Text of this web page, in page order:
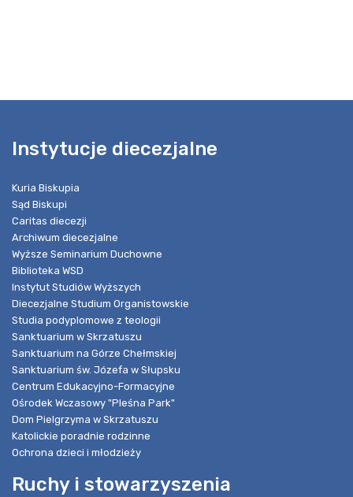
Instytucje diecezjalne
Kuria Biskupia
Sąd Biskupi
Caritas diecezji
Archiwum diecezjalne
Wyższe Seminarium Duchowne
Biblioteka WSD
Instytut Studiów Wyższych
Diecezjalne Studium Organistowskie
Studia podyplomowe z teologii
Sanktuarium w Skrzatuszu
Sanktuarium na Górze Chełmskiej
Sanktuarium św. Józefa w Słupsku
Centrum Edukacyjno-Formacyjne
Ośrodek Wczasowy "Pleśna Park"
Dom Pielgrzyma w Skrzatuszu
Katolickie poradnie rodzinne
Ochrona dzieci i młodzieży
Ruchy i stowarzyszenia